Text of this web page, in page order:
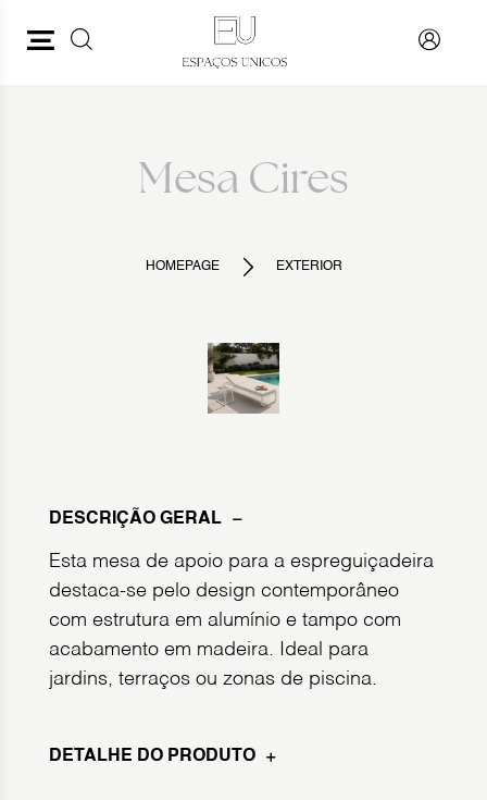
Mesa Cires
HOMEPAGE EXTERIOR
DESCRIÇÃO GERAL
Esta mesa de apoio para a espreguiçadeira
destaca-se pelo design contemporâneo
com estrutura em alumínio e tampo com
acabamento em madeira. Ideal para
jardins, terraços ou zonas de piscina.
DETALHE DO PRODUTO
PESQUISAR